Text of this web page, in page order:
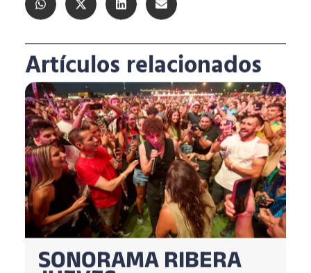
Artículos relacionados
SONORAMA RIBERA